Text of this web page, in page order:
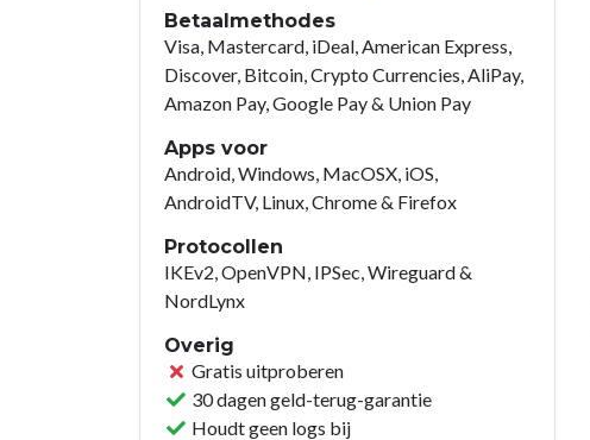
Betaalmethodes
Visa, Mastercard, iDeal, American Express,
Discover, Bitcoin, Crypto Currencies, AliPay,
Amazon Pay, Google Pay & Union Pay
Apps voor
Android, Windows, MacOSX, iOS,
AndroidTV, Linux, Chrome & Firefox
Protocollen
IKEv2, OpenVPN, IPSec, Wireguard &
NordLynx
Overig
Gratis uitproberen
30 dagen geld-terug-garantie
Houdt geen logs bij